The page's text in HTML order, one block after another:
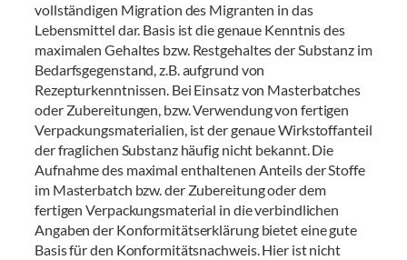
vollständigen Migration des Migranten in das
Lebensmittel dar. Basis ist die genaue Kenntnis des
maximalen Gehaltes bzw. Restgehaltes der Substanz im
Bedarfsgegenstand, z.B. aufgrund von
Rezepturkenntnissen. Bei Einsatz von Masterbatches
oder Zubereitungen, bzw. Verwendung von fertigen
Verpackungsmaterialien, ist der genaue Wirkstoffanteil
der fraglichen Substanz häufig nicht bekannt. Die
Aufnahme des maximal enthaltenen Anteils der Stoffe
im Masterbatch bzw. der Zubereitung oder dem
fertigen Verpackungsmaterial in die verbindlichen
Angaben der Konformitätserklärung bietet eine gute
Basis für den Konformitätsnachweis. Hier ist nicht